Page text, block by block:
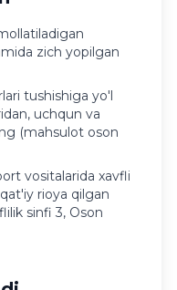
zich yopilgan
tushishiga yo'l
uchqun va
(mahsulot oson
vositalarida xavfli
rioya qilgan
sinfi 3, Oson